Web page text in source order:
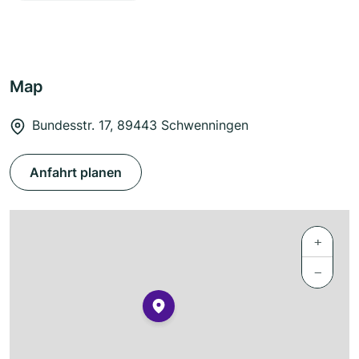
Map
Bundesstr. 17, 89443 Schwenningen
Anfahrt planen
+
−